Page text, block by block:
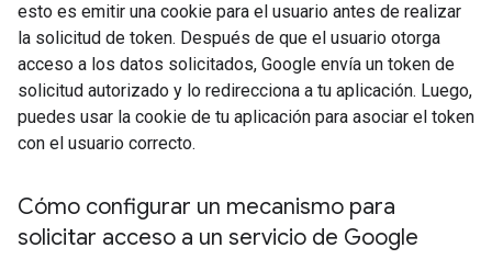
esto es emitir una cookie para el usuario antes de realizar
la solicitud de token. Después de que el usuario otorga
acceso a los datos solicitados, Google envía un token de
solicitud autorizado y lo redirecciona a tu aplicación. Luego,
puedes usar la cookie de tu aplicación para asociar el token
con el usuario correcto.
Cómo configurar un mecanismo para
solicitar acceso a un servicio de Google